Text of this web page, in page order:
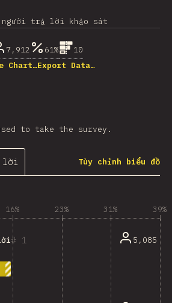
người trả lời khảo sát
7,912 61%
10
Chart…Export Data…
to take the survey.
lời Tùy chỉnh biểu đồ
16% 23% 31% 39%
1 5,085